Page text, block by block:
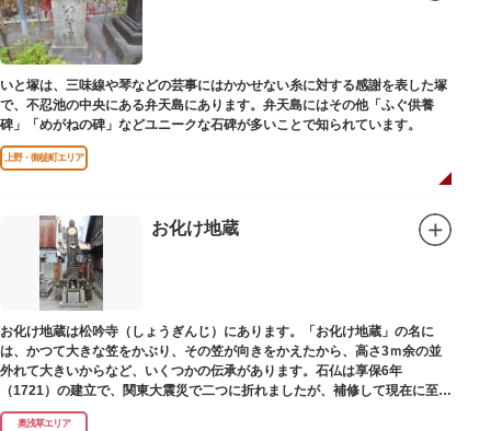
いと塚は、三味線や琴などの芸事にはかかせない糸に対する感謝を表した塚
で、不忍池の中央にある弁天島にあります。弁天島にはその他「ふぐ供養
碑」「めがねの碑」などユニークな石碑が多いことで知られています。
上野・御徒町エリア
お化け地蔵
お化け地蔵は松吟寺（しょうぎんじ）にあります。「お化け地蔵」の名に
は、かつて大きな笠をかぶり、その笠が向きをかえたから、高さ3ｍ余の並
外れて大きいからなど、いくつかの伝承があります。石仏は享保6年
（1721）の建立で、関東大震災で二つに折れましたが、補修して現在に至っ
ています。常夜灯は、寛政2年（1790）に建てられました。
奥浅草エリア